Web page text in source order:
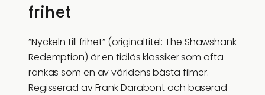
frihet
”Nyckeln till frihet” (originaltitel: The Shawshank
Redemption) är en tidlös klassiker som ofta
rankas som en av världens bästa filmer.
Regisserad av Frank Darabont och baserad